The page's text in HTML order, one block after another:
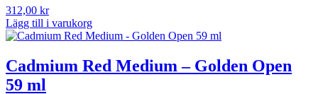
312,00 kr
Lägg till i varukorg
Cadmium Red Medium – Golden Open
59 ml